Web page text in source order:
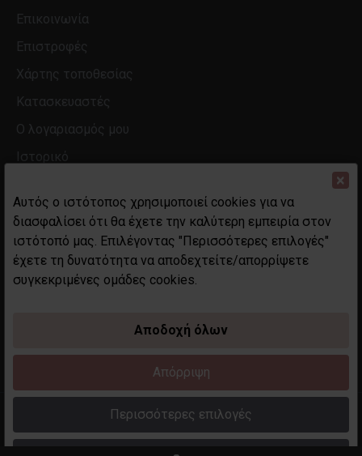
Επικοινωνία
Επιστροφές
Χάρτης τοποθεσίας
Κατασκευαστές
Ο λογαριασμός μου
Ιστορικό
Copyright 2023 maddame.gr. All rights reserved. Created by
×
Αυτός ο ιστότοπος χρησιμοποιεί cookies για να
διασφαλίσει ότι θα έχετε την καλύτερη εμπειρία στον
ιστότοπό μας. Επιλέγοντας "Περισσότερες επιλογές"
έχετε τη δυνατότητα να αποδεχτείτε/απορρίψετε
συγκεκριμένες ομάδες cookies.
Αποδοχή όλων
Απόρριψη
Περισσότερες επιλογές